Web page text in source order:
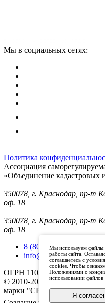
Мы в социальных сетях:
Политика
Ассоциация
«Объединение
350078, г. Краснодар, пр-т
оф. 18
350078, г. Краснодар, пр-т
оф. 18
8 (800) 101 33 08
info@mysroki.ru
ОГРН 1102300003079 ИНН
© 2010-2025 Все права
марки "СРО ОКИ"
Мы используем файлы
работы сайта.
соглашаетесь с
cookies. Чтобы
Положениями о
использовании файлов
Я